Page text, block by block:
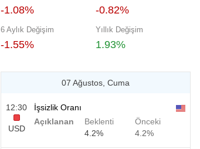
-1.08% -0.82%
6 Aylık Değişim
-1.55%
Yıllık Değişim
1.93%
07 Ağustos, Cuma
12:30
USD
İşsizlik Oranı
Açıklanan
Beklenti
4.2%
Önceki
4.2%